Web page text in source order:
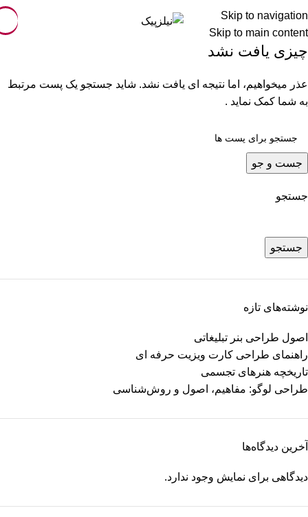
Skip to navigation
Skip to main content
چیزی یافت نشد
عذر میخواهیم، اما نتیجه ای یافت نشد. شاید جستجو یک پست مرتبط
به شما کمک نماید .
جست و جو
جستجو
جستجو
نوشته‌های تازه
اصول طراحی بنر تبلیغاتی
راهنمای طراحی کارت ویزیت حرفه ای
تاریخچه هنرهای تجسمی
طراحی لوگو: مفاهیم، اصول و روش‌شناسی
آخرین دیدگاه‌ها
دیدگاهی برای نمایش وجود ندارد.